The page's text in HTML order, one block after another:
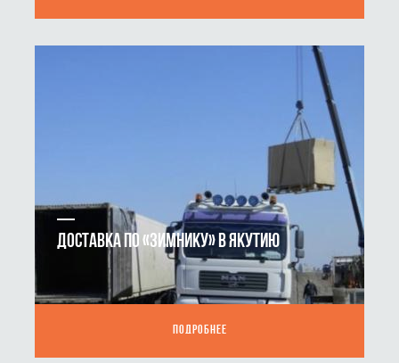
ДОСТАВКА ПО «ЗИМНИКУ» В ЯКУТИЮ
ПОДРОБНЕЕ